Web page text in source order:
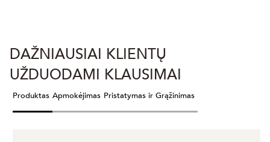
DAŽNIAUSIAI KLIENTŲ
UŽDUODAMI KLAUSIMAI
Produktas Apmokėjimas Pristatymas ir Grąžinimas